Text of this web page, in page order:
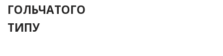
ГОЛЬЧАТОГО
ТИПУ